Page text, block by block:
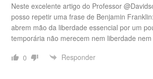
Neste excelente artigo do Professor
posso repetir uma frase de Benjamin
abrem mão da liberdade essencial por um
temporária não merecem nem liberdade nem
0
Responder